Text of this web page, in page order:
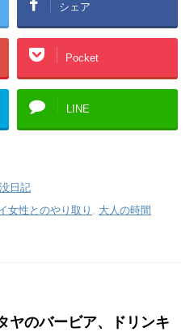
シェア
Pocket
LINE
日記
女性とのやり取り , 大人の時間
ヤのバービア、ドリンキ